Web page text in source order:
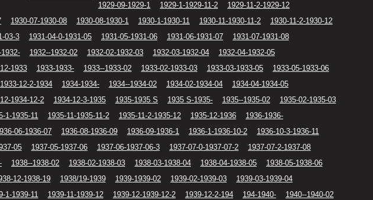
1929-09-1929-1
1929-1-1929-11-2
1929-11-2-1929-12
1930-07-1930-08 1930-08-1930-1 1930-1-1930-11 1930-11-1930-11-2
1930-11-2-1930-12
03-3 1931-04-0-1931-05 1931-05-1931-06 1931-06-1931-07
1931-07-1931-08
1932--1932-02 1932-02-1932-03 1932-03-1932-04
1932-04-1932-05
1933 1933-1933- 1933--1933-02 1933-02-1933-03 1933-03-1933-05
1933-05-1933-06
1933-12-2-1934 1934-1934- 1934--1934-02 1934-02-1934-04
1934-04-1934-05
1934-12-2 1934-12-3-1935 1935-1935 S 1935 S-1935- 1935--1935-02
1935-02-1935-03
1-1935-11 1935-11-1935-11-2 1935-11-2-1935-12 1935-12-1936
1936-1936-
06-1936-07 1936-08-1936-09 1936-09-1936-1 1936-1-1936-10-2
1936-10-3-1936-11
05 1937-05-1937-06 1937-06-1937-06-3 1937-07-0-1937-07-2
1937-07-2-1937-08
1938--1938-02 1938-02-1938-03 1938-03-1938-04 1938-04-1938-05
1938-05-1938-06
12-1938-19 1938/19-1939 1939-1939-02 1939-02-1939-03
1939-03-1939-04
1-1939-11 1939-11-1939-12 1939-12-1939-12-2 1939-12-2-194 194-1940-
1940--1940-02